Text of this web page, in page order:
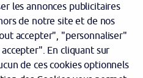
les annonces publicitaires
de notre site et de nos
accepter", "personnaliser"
En cliquant sur
de ces cookies optionnels